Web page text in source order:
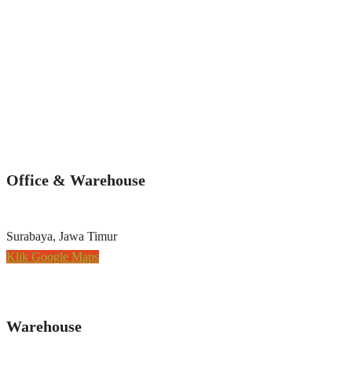
Office & Warehouse
Surabaya, Jawa Timur
Klik Google Maps
Warehouse